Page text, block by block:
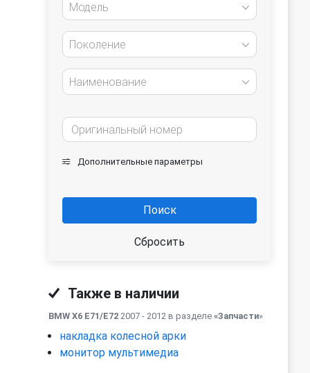
Модель
Поколение
Наименование
Дополнительные параметры
Поиск
Сбросить
Также в наличии
BMW X6 E71/E72 2007 - 2012 в разделе «Запчасти»
накладка колесной арки
монитор мультимедиа